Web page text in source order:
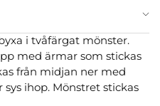
i tvåfärgat mönster.
med ärmar som stickas
från midjan ner med
ihop. Mönstret stickas